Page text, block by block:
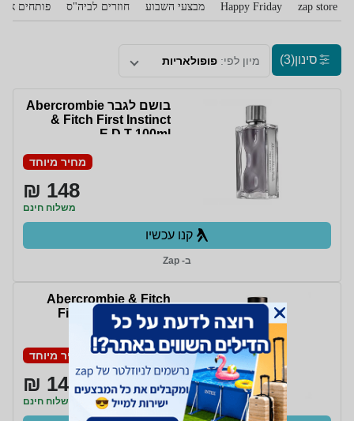
zap store
Happy Friday מבצעי השבוע חוזרים לביה"ס פותחים את
סינון(3) מיון לפי: פופולאריות
בושם לגבר Abercrombie
& Fitch First Instinct
E.D.T 100ml
מחיר מיוחד
148 ₪
משלוח חינם
קנו עכשיו
ב- Zap
Abercrombie & Fitch
Fierce E.D.C 100ml
Tester
מחיר מיוחד
149 ₪
משלוח חינם